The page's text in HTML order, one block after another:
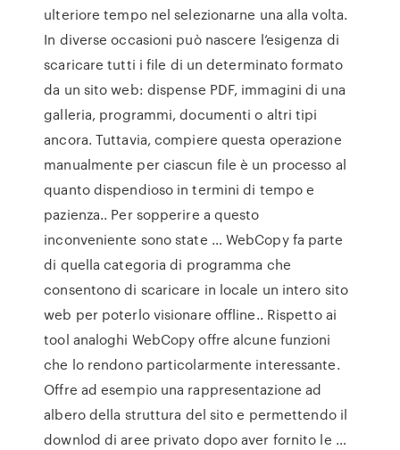
ulteriore tempo nel selezionarne una alla volta.
In diverse occasioni può nascere l’esigenza di
scaricare tutti i file di un determinato formato
da un sito web: dispense PDF, immagini di una
galleria, programmi, documenti o altri tipi
ancora. Tuttavia, compiere questa operazione
manualmente per ciascun file è un processo al
quanto dispendioso in termini di tempo e
pazienza.. Per sopperire a questo
inconveniente sono state … WebCopy fa parte
di quella categoria di programma che
consentono di scaricare in locale un intero sito
web per poterlo visionare offline.. Rispetto ai
tool analoghi WebCopy offre alcune funzioni
che lo rendono particolarmente interessante.
Offre ad esempio una rappresentazione ad
albero della struttura del sito e permettendo il
downlod di aree privato dopo aver fornito le …